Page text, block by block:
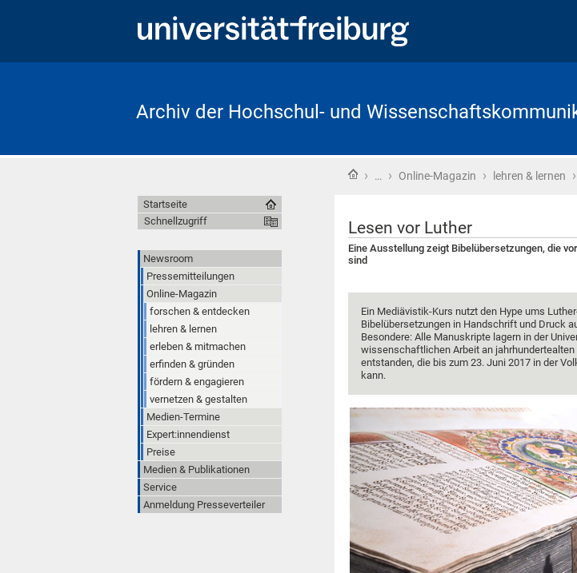
Archiv der Hochschul- und
Startseite
› … › Online-Magazin › lehren & lernen ›
Lesen vor Luther
Eine Ausstellung zeigt Bibelübersetzungen, die
sind
Ein Mediävistik-Kurs nutzt den Hype ums
Bibelübersetzungen in Handschrift und Druck
Besondere: Alle Manuskripte lagern in der
wissenschaftlichen Arbeit an
entstanden, die bis zum 23. Juni 2017 in der
kann.
Startseite
Schnellzugriff
Newsroom
Pressemitteilungen
Online-Magazin
forschen & entdecken
lehren & lernen
erleben & mitmachen
erfinden & gründen
fördern & engagieren
vernetzen & gestalten
Medien-Termine
Expert:innendienst
Preise
Medien & Publikationen
Service
Anmeldung Presseverteiler